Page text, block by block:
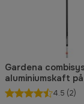
Gardena
aluminiumskaft
4.5 (2)